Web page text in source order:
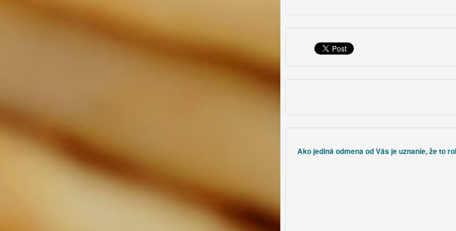
Ako jediná odmena od Vás je uznanie, že to